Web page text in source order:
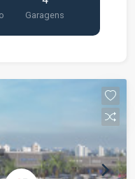
Masculino,
e
coberta
2,95 m (sensação
Acesso
com ventilação
Sala de TV
Garagens